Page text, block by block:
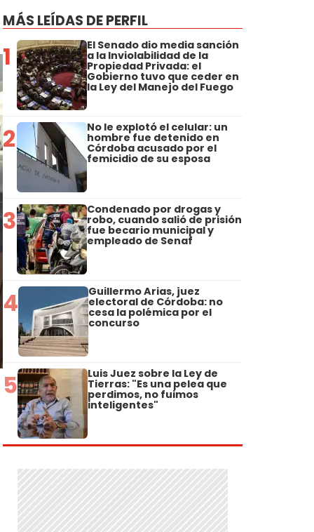
MÁS LEÍDAS DE PERFIL
1 El Senado dio media sanción
a la Inviolabilidad de la
Propiedad Privada: el
Gobierno tuvo que ceder en
la Ley del Manejo del Fuego
2 No le explotó el celular: un
hombre fue detenido en
Córdoba acusado por el
femicidio de su esposa
3 Condenado por drogas y
robo, cuando salió de prisión
fue becario municipal y
empleado de Senaf
4 Guillermo Arias, juez
electoral de Córdoba: no
cesa la polémica por el
concurso
5 Luis Juez sobre la Ley de
Tierras: "Es una pelea que
perdimos, no fuimos
inteligentes"